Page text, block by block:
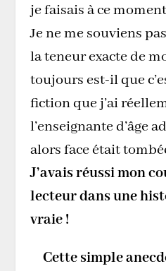
je faisais à ce
Je ne me souviens
la teneur exacte de
toujours est-il que
fiction que j’ai
l’enseignante d’âge
alors face était
J’avais réussi mon
lecteur dans une
vraie !
Cette simple